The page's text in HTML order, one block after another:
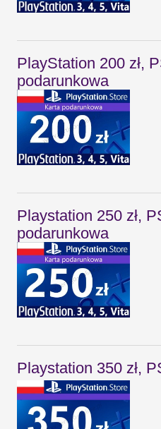
PlayStation 200 zł,
podarunkowa
Playstation 250 zł,
podarunkowa
Playstation 350 zł,